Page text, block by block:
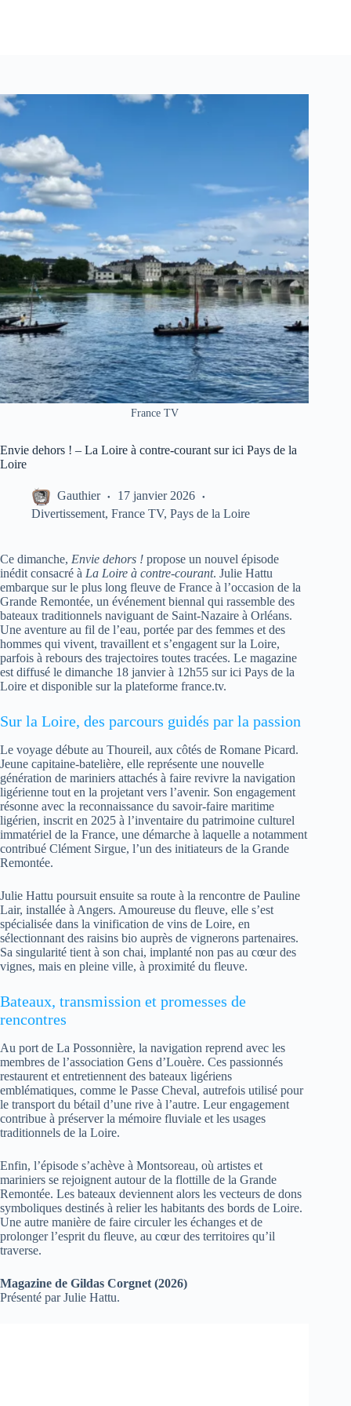
France TV
Envie dehors ! – La Loire à contre-courant sur ici Pays de la
Loire
Gauthier
17 janvier 2026
Divertissement, France TV, Pays de la Loire
Ce dimanche, Envie dehors ! propose un nouvel épisode
inédit consacré à La Loire à contre-courant. Julie Hattu
embarque sur le plus long fleuve de France à l’occasion de la
Grande Remontée, un événement biennal qui rassemble des
bateaux traditionnels naviguant de Saint-Nazaire à Orléans.
Une aventure au fil de l’eau, portée par des femmes et des
hommes qui vivent, travaillent et s’engagent sur la Loire,
parfois à rebours des trajectoires toutes tracées. Le magazine
est diffusé le dimanche 18 janvier à 12h55 sur ici Pays de la
Loire et disponible sur la plateforme france.tv.
Sur la Loire, des parcours guidés par la passion
Le voyage débute au Thoureil, aux côtés de Romane Picard.
Jeune capitaine-batelière, elle représente une nouvelle
génération de mariniers attachés à faire revivre la navigation
ligérienne tout en la projetant vers l’avenir. Son engagement
résonne avec la reconnaissance du savoir-faire maritime
ligérien, inscrit en 2025 à l’inventaire du patrimoine culturel
immatériel de la France, une démarche à laquelle a notamment
contribué Clément Sirgue, l’un des initiateurs de la Grande
Remontée.
Julie Hattu poursuit ensuite sa route à la rencontre de Pauline
Lair, installée à Angers. Amoureuse du fleuve, elle s’est
spécialisée dans la vinification de vins de Loire, en
sélectionnant des raisins bio auprès de vignerons partenaires.
Sa singularité tient à son chai, implanté non pas au cœur des
vignes, mais en pleine ville, à proximité du fleuve.
Bateaux, transmission et promesses de
rencontres
Au port de La Possonnière, la navigation reprend avec les
membres de l’association Gens d’Louère. Ces passionnés
restaurent et entretiennent des bateaux ligériens
emblématiques, comme le Passe Cheval, autrefois utilisé pour
le transport du bétail d’une rive à l’autre. Leur engagement
contribue à préserver la mémoire fluviale et les usages
traditionnels de la Loire.
Enfin, l’épisode s’achève à Montsoreau, où artistes et
mariniers se rejoignent autour de la flottille de la Grande
Remontée. Les bateaux deviennent alors les vecteurs de dons
symboliques destinés à relier les habitants des bords de Loire.
Une autre manière de faire circuler les échanges et de
prolonger l’esprit du fleuve, au cœur des territoires qu’il
traverse.
Magazine de Gildas Corgnet (2026)
Présenté par Julie Hattu.